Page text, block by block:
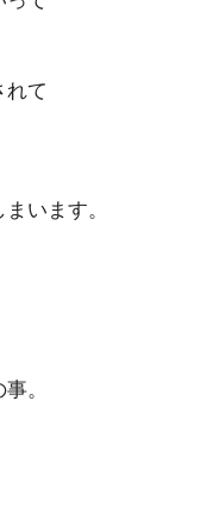
れて
います。
。